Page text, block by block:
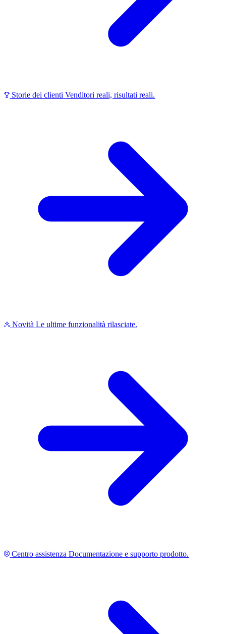
Storie dei clienti Venditori reali, risultati reali.
Novità Le ultime funzionalità rilasciate.
Centro assistenza Documentazione e supporto prodotto.